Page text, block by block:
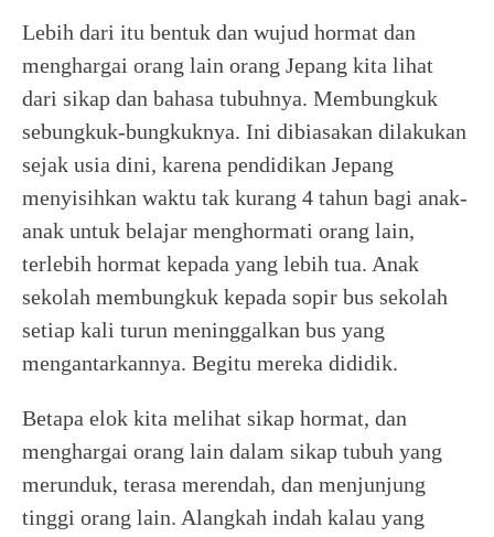
Lebih dari itu bentuk dan wujud hormat dan
menghargai orang lain orang Jepang kita lihat
dari sikap dan bahasa tubuhnya. Membungkuk
sebungkuk-bungkuknya. Ini dibiasakan dilakukan
sejak usia dini, karena pendidikan Jepang
menyisihkan waktu tak kurang 4 tahun bagi anak-
anak untuk belajar menghormati orang lain,
terlebih hormat kepada yang lebih tua. Anak
sekolah membungkuk kepada sopir bus sekolah
setiap kali turun meninggalkan bus yang
mengantarkannya. Begitu mereka dididik.
Betapa elok kita melihat sikap hormat, dan
menghargai orang lain dalam sikap tubuh yang
merunduk, terasa merendah, dan menjunjung
tinggi orang lain. Alangkah indah kalau yang